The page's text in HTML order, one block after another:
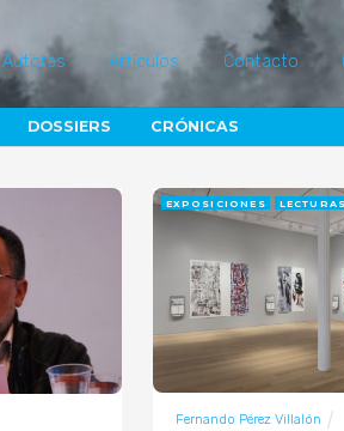
Autores Artículos Contacto
DOSSIERS CRÓNICAS
Fernando Pérez Villalón
EXPOSICIONES LECTURAS